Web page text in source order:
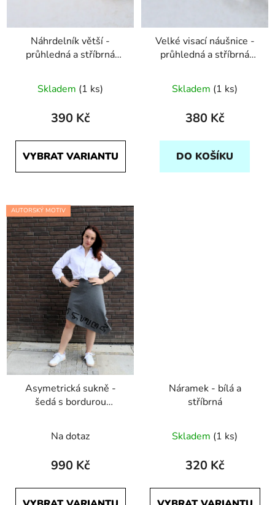
Náhrdelník větší -
průhledná a stříbrná
Skladem (1 ks)
390 Kč
VYBRAT VARIANTU
Velké visací náušnice -
průhledná a stříbrná
hodnocení
produktu
5,0
z
Skladem (1 ks)
380 Kč
DO KOŠÍKU
AUTORSKÝ MOTIV
Asymetrická sukně -
šedá s bordurou
Na dotaz
990 Kč
Náramek - bílá a
stříbrná
Skladem (1 ks)
320 Kč